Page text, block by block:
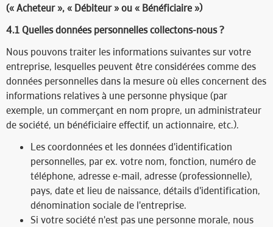
(« Acheteur », « Débiteur » ou « Bénéficiaire »)​
4.1 Quelles données personnelles collectons-nous ?​
Nous pouvons traiter les informations suivantes sur votre
entreprise, lesquelles peuvent être considérées comme des
données personnelles dans la mesure où elles concernent des
informations relatives à une personne physique (par
exemple, un commerçant en nom propre, un administrateur
de société, un bénéficiaire effectif, un actionnaire, etc.).
Les coordonnées et les données d'identification
personnelles, par ex. votre nom, fonction, numéro de
téléphone, adresse e-mail, adresse (professionnelle),
pays, date et lieu de naissance, détails d'identification,
dénomination sociale de l'entreprise.
Si votre société n'est pas une personne morale, nous